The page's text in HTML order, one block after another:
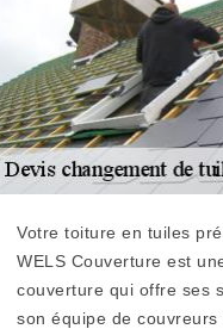
Votre toiture en tuiles
WELS Couverture est
couverture qui offre ses
son équipe de